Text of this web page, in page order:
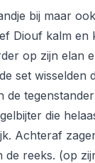
bij maar
Diouf kalm
op zijn elan
set
die
Achteraf
de reeks. (op